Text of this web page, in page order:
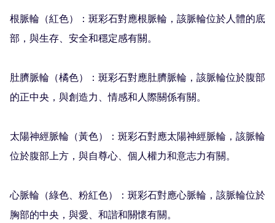
根脈輪（紅色）：斑彩石對應根脈輪，該脈輪位於人體的底
部，與生存、安全和穩定感有關。
肚臍脈輪（橘色）：斑彩石對應肚臍脈輪，該脈輪位於腹部
的正中央，與創造力、情感和人際關係有關。
太陽神經脈輪（黃色）：斑彩石對應太陽神經脈輪，該脈輪
位於腹部上方，與自尊心、個人權力和意志力有關。
心脈輪（綠色、粉紅色）：斑彩石對應心脈輪，該脈輪位於
胸部的中央，與愛、和諧和關懷有關。